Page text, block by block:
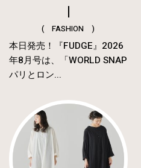
( FASHION )
本日発売！『FUDGE』2026
年8月号は、「WORLD SNAP
パリとロン...